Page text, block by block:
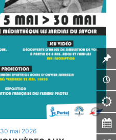
mai 2026